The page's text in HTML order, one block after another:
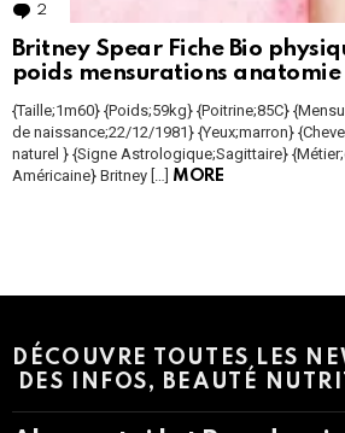
2
Britney Spear Fiche Bio
poids mensurations
{Taille;1m60} {Poids;59kg} {Poitrine;85C}
de naissance;22/12/1981} {Yeux;marron}
naturel } {Signe Astrologique;Sagittaire}
Américaine} Britney […] MORE
DÉCOUVRE TOUTES LES
DES INFOS, BEAUTÉ